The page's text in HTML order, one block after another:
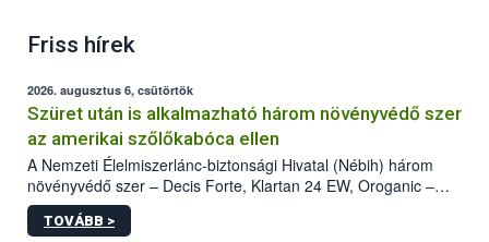
Friss hírek
2026. augusztus 6, csütörtök
Szüret után is alkalmazható három növényvédő szer
az amerikai szőlőkabóca ellen
A Nemzeti Élelmiszerlánc-biztonsági Hivatal (Nébih) három
növényvédő szer – Decis Forte, Klartan 24 EW, Oroganic –
engedélyokiratát módosította, így azok a szüretet követően,
egészen a vesszőérettség (BBCH 91) stádiumáig
TOVÁBB >